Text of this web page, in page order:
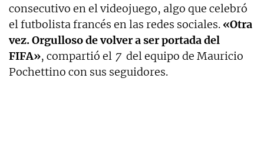
consecutivo en el videojuego, algo que celebró
el futbolista francés en las redes sociales. «Otra
vez. Orgulloso de volver a ser portada del
FIFA», compartió el 7 del equipo de Mauricio
Pochettino con sus seguidores.